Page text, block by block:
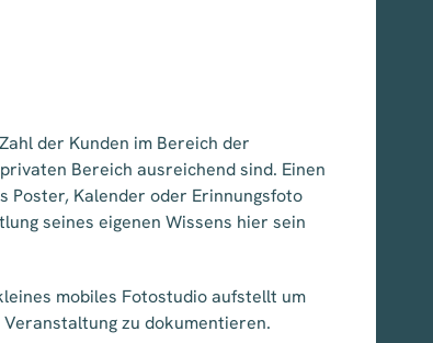
der Kunden im Bereich der
Bereich ausreichend sind. Einen
Poster, Kalender oder Erinnungsfoto
seines eigenen Wissens hier sein
mobiles Fotostudio aufstellt um
zu dokumentieren.